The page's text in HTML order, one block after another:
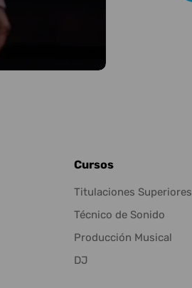
Cursos
Titulaciones Superiores
Técnico de Sonido
Producción Musical
DJ